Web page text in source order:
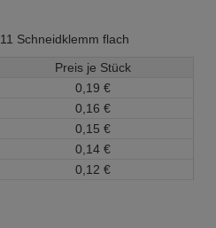
Schneidklemm flach
Preis je Stück
0, 19 €
0, 16 €
0, 15 €
0, 14 €
0, 12 €